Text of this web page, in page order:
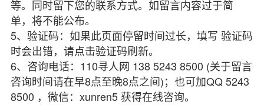
等。同时留下您的联系方式。如留言内容过于简
单，将不能公布。
5、验证码：如果此页面停留时间过长，填写 验证码
时会出错，请点击验证码刷新。
6、咨询电话：110寻人网 138 5243 8500 (关于留言
咨询时间请在早8点至晚8点之间)；也可加QQ 5243
8500 ，微信：xunren5 获得在线咨询。